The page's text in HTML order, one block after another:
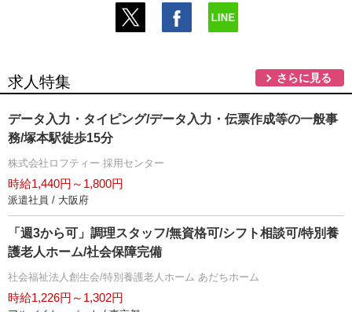
求人特集 さらに見る
データ入力・タイピング/データ入力・伝票作成等の一般事
務/塚本駅徒歩15分
株式会社ロフティー 採用センター
時給1,440円～1,800円
派遣社員 / 大阪府
「週3から可」調理スタッフ/無資格可/シフト相談可/特別養
護老人ホーム/社会保障完備
社会福祉法人創生会/特別養護老人ホーム あだちホーム
時給1,226円～1,302円